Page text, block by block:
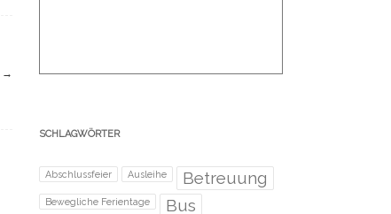
→
SCHLAGWÖRTER
Abschlussfeier Ausleihe Betreuung
Bewegliche Ferientage Bus